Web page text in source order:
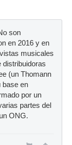
son
en 2016 y en
musicales
distribuidoras
(un Thomann
base en
por un
partes del
ONG.